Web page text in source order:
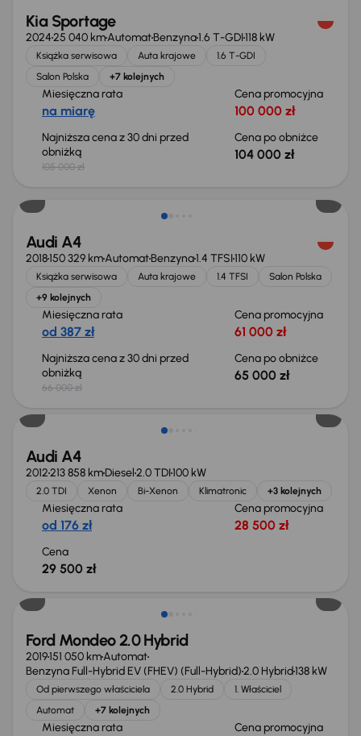
Kia Sportage
202425 040 kmAutomatBenzyna1.6 T-GDI118 kW
Książka serwisowa Auta krajowe
1.6 T-GDI
Salon Polska
+7 kolejnych
Miesięczna rata
na miarę
Cena promocyjna
100 000 zł
Najniższa cena z 30 dni przed
obniżką
105 000 zł
Cena po obniżce
104 000 zł
Audi A4
2018150 329 kmAutomatBenzyna1.4 TFSI110 kW
Książka serwisowa Auta krajowe 1.4 TFSI
Salon Polska
+9 kolejnych
Miesięczna rata
od 387 zł
Cena promocyjna
61 000 zł
Najniższa cena z 30 dni przed
obniżką
66 000 zł
Cena po obniżce
65 000 zł
Audi A4
2012213 858 kmDiesel2.0 TDI100 kW
2.0 TDI Xenon Bi-Xenon Klimatronic +3 kolejnych
Miesięczna rata
od 176 zł
Cena promocyjna
28 500 zł
Cena
29 500 zł
Taniej o 1 500 zł
Ford Mondeo 2.0 Hybrid
2019151 050 kmAutomat
Benzyna Full-Hybrid EV (FHEV) (Full-Hybrid)2.0 Hybrid138 kW
Od pierwszego właściciela 2.0 Hybrid
1. Właściciel
Automat
+7 kolejnych
Miesięczna rata Cena promocyjna